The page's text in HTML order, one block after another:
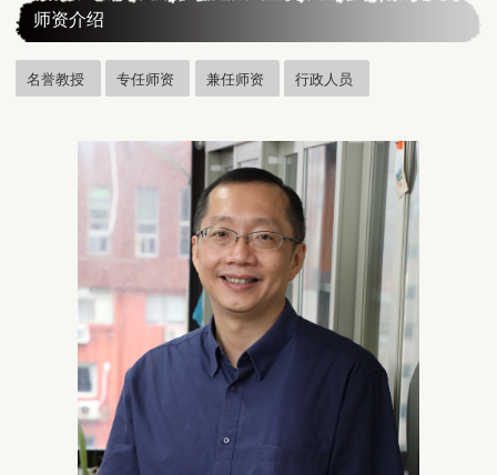
师资介绍
名誉教授 专任师资 兼任师资 行政人员